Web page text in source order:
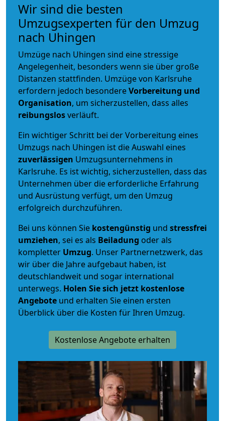
Wir sind die besten
Umzugsexperten für den Umzug
nach Uhingen
Umzüge nach Uhingen sind eine stressige
Angelegenheit, besonders wenn sie über große
Distanzen stattfinden. Umzüge von Karlsruhe
erfordern jedoch besondereVorbereitung und
Organisation, um sicherzustellen, dass alles
reibungslosverläuft.
Ein wichtiger Schritt bei der Vorbereitung eines
Umzugs nach Uhingen ist die Auswahl eines
zuverlässigen Umzugsunternehmens in
Karlsruhe. Es ist wichtig, sicherzustellen, dass das
Unternehmen über die erforderliche Erfahrung
und Ausrüstung verfügt, um den Umzug
erfolgreich durchzuführen.
Bei uns können Sie kostengünstig und stressfrei
umziehen, sei es als Beiladung oder als
kompletter Umzug. Unser Partnernetzwerk, das
wir über die Jahre aufgebaut haben, ist
deutschlandweit und sogar international
unterwegs. Holen Sie sich jetzt kostenlose
Angebote und erhalten Sie einen ersten
Überblick über die Kosten für Ihren Umzug.
Kostenlose Angebote erhalten